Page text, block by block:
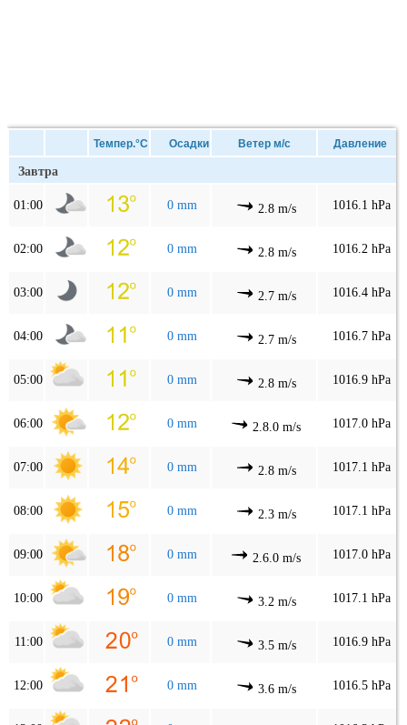
Темпер.°C Осадки Ветер м/с Давление
Завтра
01:00 0 mm 2.8 m/s 1016.1 hPa
02:00 0 mm 2.8 m/s 1016.2 hPa
03:00 0 mm 2.7 m/s 1016.4 hPa
04:00 0 mm 2.7 m/s 1016.7 hPa
05:00 0 mm 2.8 m/s 1016.9 hPa
06:00 0 mm 2.8.0 m/s 1017.0 hPa
07:00 0 mm 2.8 m/s 1017.1 hPa
08:00 0 mm 2.3 m/s 1017.1 hPa
09:00 0 mm 2.6.0 m/s 1017.0 hPa
10:00 0 mm 3.2 m/s 1017.1 hPa
11:00 0 mm 3.5 m/s 1016.9 hPa
12:00 0 mm 3.6 m/s 1016.5 hPa